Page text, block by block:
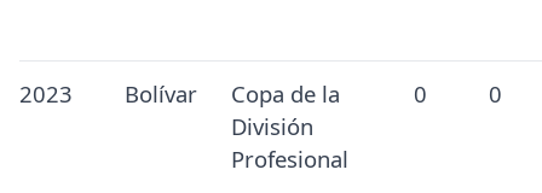
2023 Bolívar
Copa de la
División
Profesional
0 0